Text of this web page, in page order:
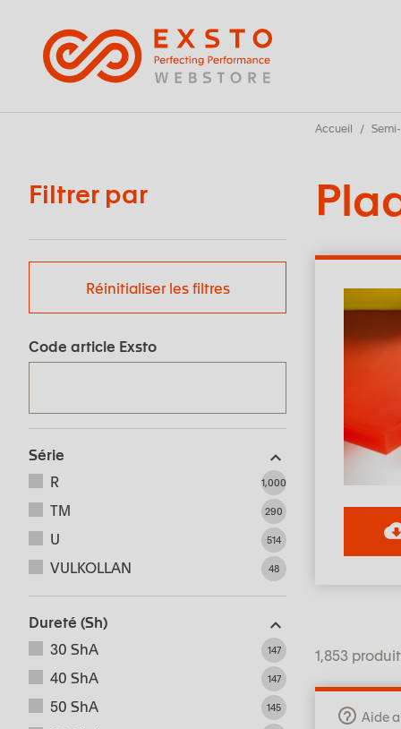
Filtrer par
Réinitialiser les filtres
Code article Exsto
Série
R
1,000
TM 290
U 514
VULKOLLAN 48
Dureté (Sh)
30 ShA
147
40 ShA 147
50 ShA 145
Accueil
1,853
Aide